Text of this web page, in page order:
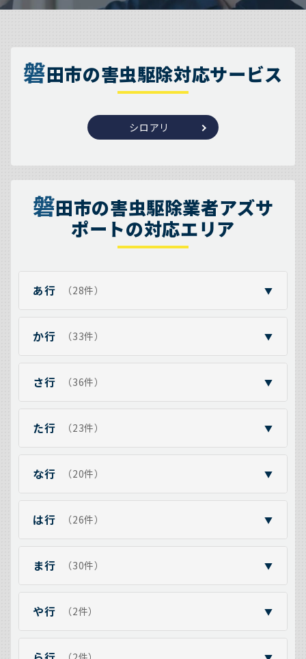
磐田市の害虫駆除対応サービス
シロアリ
磐田市の害虫駆除業者アズサ
ポートの対応エリア
あ行 （28件） ▼
か行 （33件） ▼
さ行 （36件） ▼
た行 （23件） ▼
な行 （20件） ▼
は行 （26件） ▼
ま行 （30件） ▼
や行 （2件） ▼